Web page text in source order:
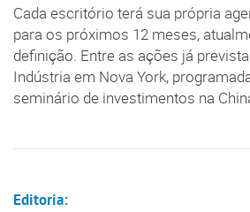
Cada escritório terá sua própria
para os próximos 12 meses,
definição. Entre as ações já
Indústria em Nova York,
seminário de investimentos na
Editoria: